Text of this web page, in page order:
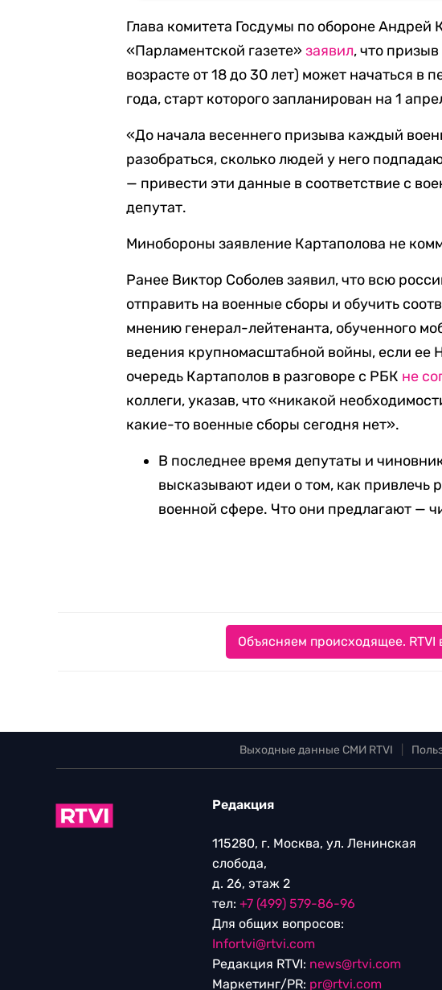
Глава комитета Госдумы по обороне Андрей
«Парламентской газете»заявил, что
возрасте от 18 до 30 лет) может начаться в
года, старт которого запланирован на 1
«До начала весеннего призыва каждый
разобраться, сколько людей у него
— привести эти данные в соответствие с
депутат.
Минобороны заявление Картаполова не
Ранее Виктор Соболев заявил, что всю
отправить на военные сборы и обучить
мнению генерал-лейтенанта, обученного
ведения крупномасштабной войны, если ее
очередь Картаполов в разговоре с РБК не
коллеги, указав, что «никакой
какие-то военные сборы сегодня нет».
В последнее время депутаты и
высказывают идеи о том, как привлечь
военной сфере. Что они предлагают —
Объясняем происходящее. RTVI
Выходные данные СМИ RTVI
Редакция
115280, г. Москва, ул. Ленинская
слобода,
д. 26, этаж 2
тел: +7 (499) 579-86-96
Для общих вопросов:
Infortvi@rtvi.com
Редакция RTVI: news@rtvi.com
Маркетинг/PR: pr@rtvi.com